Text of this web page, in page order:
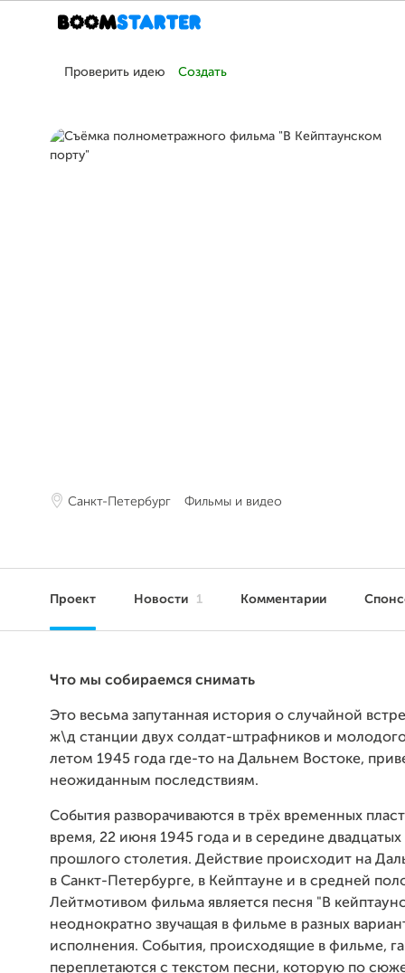
Проверить идею Создать
Санкт-Петербург Фильмы и видео
Проект Новости 1 Комментарии
Что мы собираемся снимать
Это весьма запутанная история о случайной
ж\д станции двух солдат-штрафников и
летом 1945 года где-то на Дальнем Востоке,
неожиданным последствиям.
События разворачиваются в трёх временных
время, 22 июня 1945 года и в середине двадцатых
прошлого столетия. Действие происходит на
в Санкт-Петербурге, в Кейптауне и в средней
Лейтмотивом фильма является песня "В
неоднократно звучащая в фильме в разных
исполнения. События, происходящие в фильме,
переплетаются с текстом песни, которую по